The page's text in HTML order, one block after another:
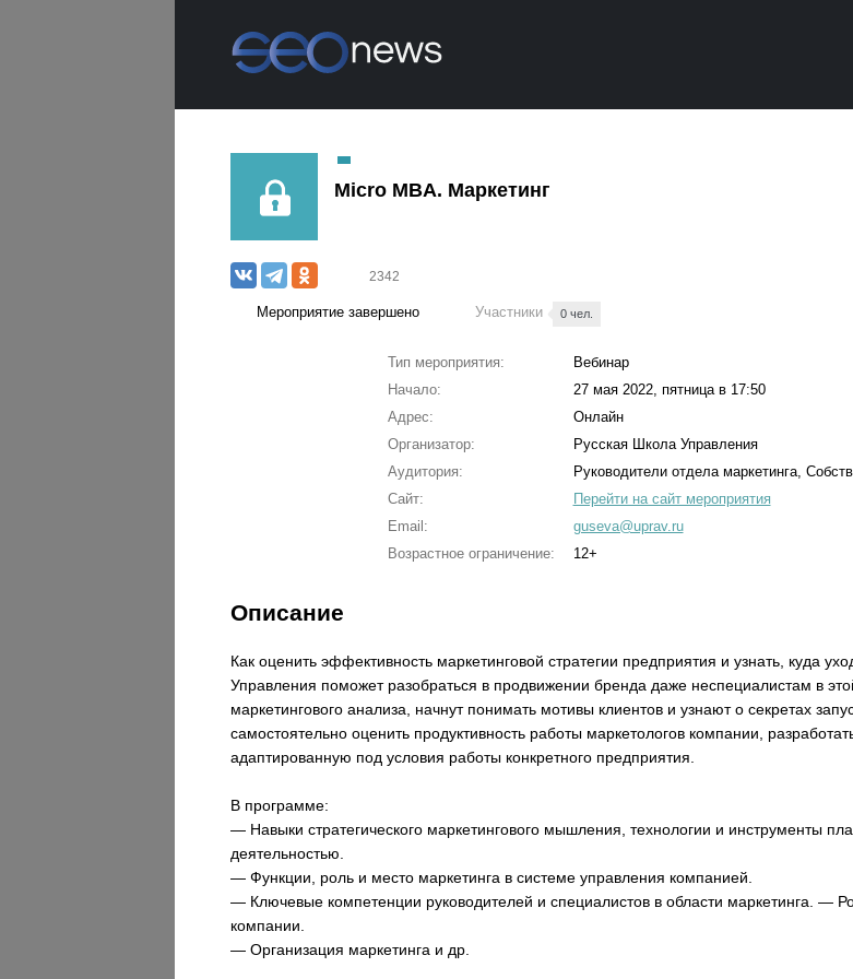
Micro MBA. Маркетинг
2342
Мероприятие завершено Участники 0 чел.
Тип мероприятия:
Вебинар
Начало:
27 мая 2022, пятница в 17:50
Адрес:
Онлайн
Организатор:
Русская Школа Управления
Аудитория:
Руководители отдела маркетинга,
Сайт:
Перейти на сайт мероприятия
Email:
guseva@uprav.ru
Возрастное ограничение:
12+
Описание
Как оценить эффективность маркетинговой стратегии предприятия и узнать, куда
Управления поможет разобраться в продвижении бренда даже неспециалистам в
маркетингового анализа, начнут понимать мотивы клиентов и узнают о секретах
самостоятельно оценить продуктивность работы маркетологов компании,
адаптированную под условия работы конкретного предприятия.
В программе:
— Навыки стратегического маркетингового мышления, технологии и инструменты
деятельностью.
— Функции, роль и место маркетинга в системе управления компанией.
— Ключевые компетенции руководителей и специалистов в области маркетинга. —
компании.
— Организация маркетинга и др.